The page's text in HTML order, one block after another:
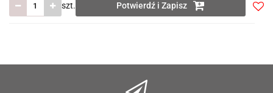
szt. Potwierdź i Zapisz